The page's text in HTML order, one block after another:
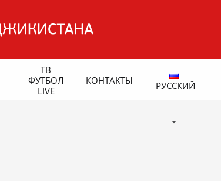
ТВ
ФУТБОЛ
LIVE
КОНТАКТЫ РУССКИЙ